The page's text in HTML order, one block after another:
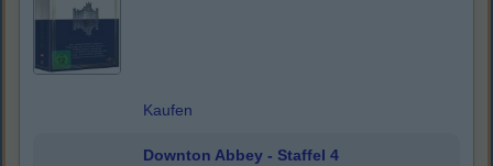
Kaufen
Downton Abbey - Staffel 4